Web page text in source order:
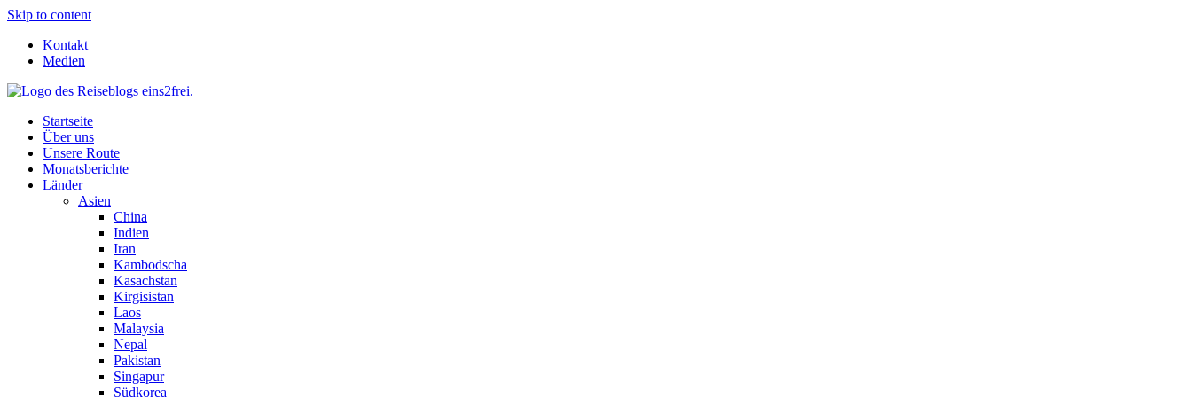
Skip to content
Kontakt
Medien
Startseite
Über uns
Unsere Route
Monatsberichte
Länder
Asien
China
Indien
Iran
Kambodscha
Kasachstan
Kirgisistan
Laos
Malaysia
Nepal
Pakistan
Singapur
Südkorea